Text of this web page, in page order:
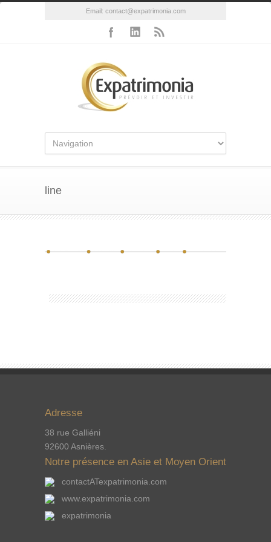
Email: contact@expatrimonia.com
line
Adresse
38 rue Galliéni
92600 Asnières.
Notre présence en Asie et Moyen Orient
contactATexpatrimonia.com
www.expatrimonia.com
expatrimonia